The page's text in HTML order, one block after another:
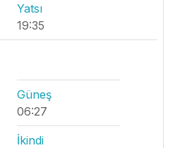
Yatsı
19:35
Güneş
06:27
İkindi